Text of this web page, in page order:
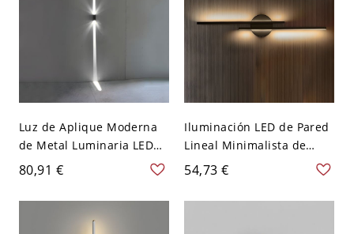
Luz de Aplique Moderna
de Metal Luminaria LED
de Pared de Rectángulo
para Pasillo - 110 A 120 V
Negro Blanco
80,91 €
Iluminación LED de Pared
Lineal Minimalista de
Metal Aplique para
Habitación - 110 A 120 V
Negro Blanco 54,61 cm
54,73 €